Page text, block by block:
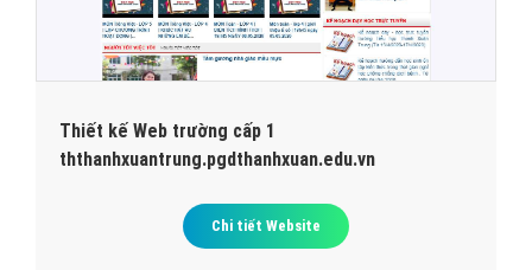
Thiết kế Web trường cấp 1
ththanhxuantrung.pgdthanhxuan.edu.vn
Chi tiết Website